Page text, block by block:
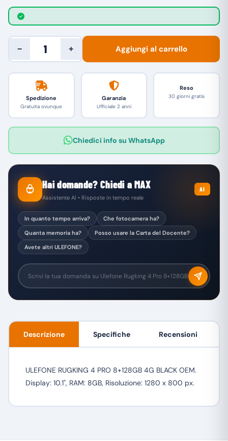
− + Aggiungi al carrello
Spedizione
Gratuita ovunque
Garanzia
Ufficiale 2 anni
Reso
30 giorni gratis
Chiedici info su WhatsApp
Hai domande? Chiedi a MAX
Assistente AI • Risposte in tempo reale
AI
In quanto tempo arriva?
Che fotocamera ha?
Quanta memoria ha?
Posso usare la Carta del Docente?
Avete altri ULEFONE?
Descrizione Specifiche Recensioni
ULEFONE RUGKING 4 PRO 8+128GB 4G BLACK OEM.
Display: 10.1", RAM: 8GB, Risoluzione: 1280 x 800 px.